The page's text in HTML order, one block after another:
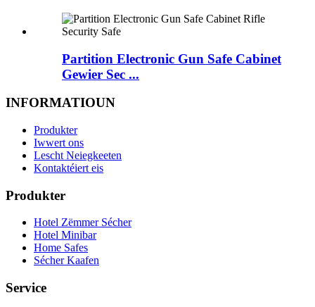
Partition Electronic Gun Safe Cabinet
Gewier Sec ...
INFORMATIOUN
Produkter
Iwwert ons
Lescht Neiegkeeten
Kontaktéiert eis
Produkter
Hotel Zëmmer Sécher
Hotel Minibar
Home Safes
Sécher Kaafen
Service